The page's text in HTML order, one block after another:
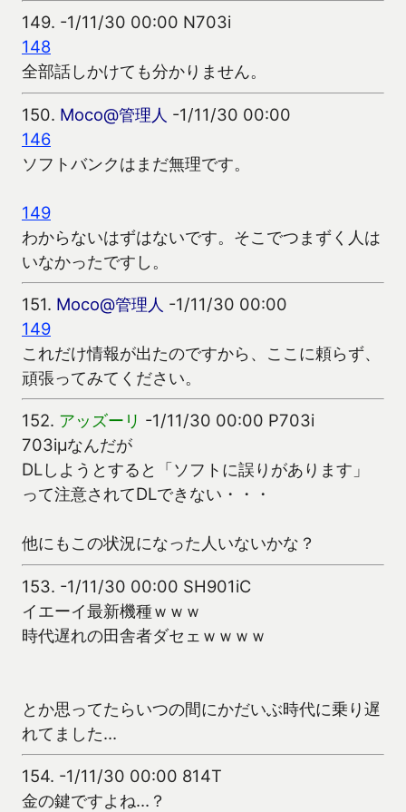
149. -1/11/30 00:00 N703i
148
全部話しかけても分かりません。
150. Moco@管理人 -1/11/30 00:00
146
ソフトバンクはまだ無理です。
149
わからないはずはないです。そこでつまずく人は
いなかったですし。
151. Moco@管理人 -1/11/30 00:00
149
これだけ情報が出たのですから、ここに頼らず、
頑張ってみてください。
152. アッズーリ -1/11/30 00:00 P703i
703iμなんだが
DLしようとすると「ソフトに誤りがあります」
って注意されてDLできない・・・
他にもこの状況になった人いないかな？
153. -1/11/30 00:00 SH901iC
イエーイ最新機種ｗｗｗ
時代遅れの田舎者ダセェｗｗｗｗ
とか思ってたらいつの間にかだいぶ時代に乗り遅
れてました…
154. -1/11/30 00:00 814T
金の鍵ですよね…？